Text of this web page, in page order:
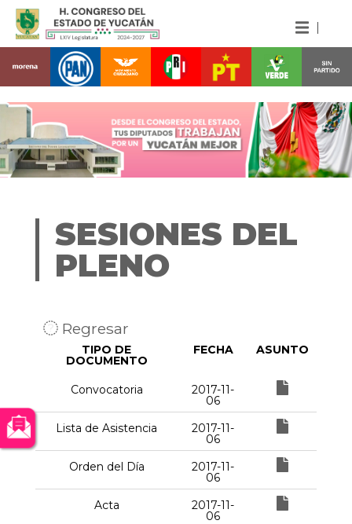
SESIONES DEL
PLENO
Regresar
TIPO DE
DOCUMENTO
FECHA ASUNTO
Convocatoria 2017-11-
06
Lista de Asistencia
2017-11-
06
Orden del Día
2017-11-
06
Acta
2017-11-
06